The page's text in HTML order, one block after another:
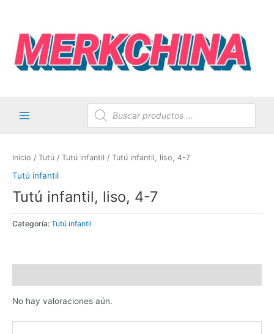
contenido
Búsqueda
de
productos
Inicio / Tutú / Tutú infantil / Tutú infantil, liso, 4-7
Tutú infantil
Tutú infantil, liso, 4-7
Categoría: Tutú infantil
No hay valoraciones aún.